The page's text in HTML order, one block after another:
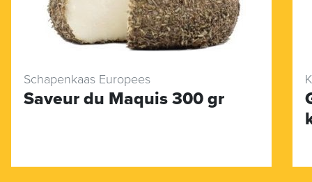
Schapenkaas Europees
Saveur du Maquis 300 gr